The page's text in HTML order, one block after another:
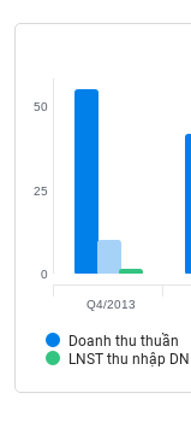
Doanh thu thuần
LNST thu nhập DN
0
25
50
Q4/2013
VỤ
TIỆN